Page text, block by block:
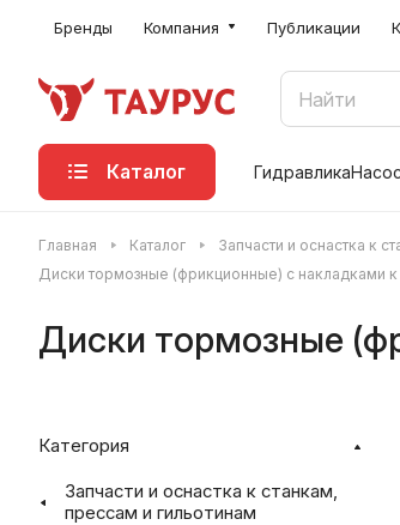
Бренды Компания Публикации
Каталог Гидравлика
Главная Каталог Запчасти и оснастка к
Диски тормозные (фрикционные) с накладками
Диски тормозные
Категория
Запчасти и оснастка к станкам,
прессам и гильотинам